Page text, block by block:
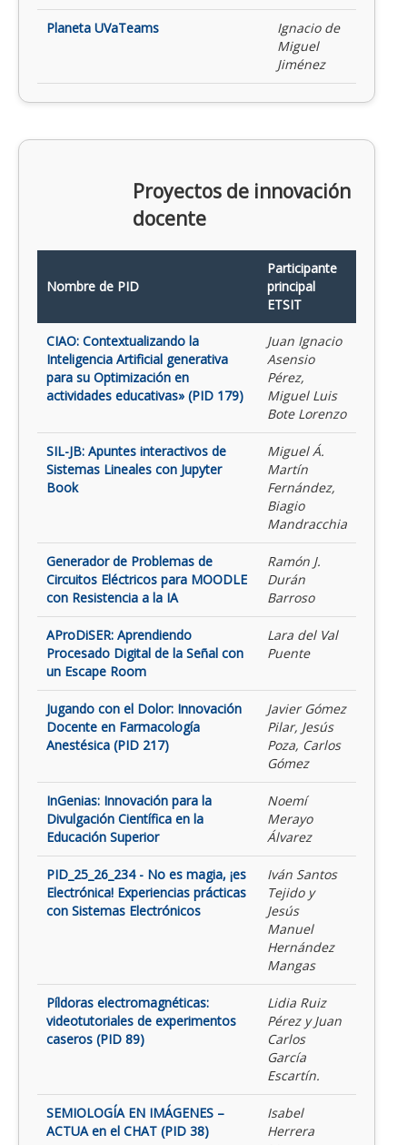
Planeta UVaTeams
Ignacio de
Miguel
Jiménez
Proyectos de innovación
docente
Nombre de PID
Participante
principal
ETSIT
CIAO: Contextualizando la
Inteligencia Artificial generativa
para su Optimización en
actividades educativas» (PID 179)
Juan Ignacio
Asensio
Pérez,
Miguel Luis
Bote Lorenzo
SIL-JB: Apuntes interactivos de
Sistemas Lineales con Jupyter
Book
Miguel Á.
Martín
Fernández,
Biagio
Mandracchia
Generador de Problemas de
Circuitos Eléctricos para MOODLE
con Resistencia a la IA
Ramón J.
Durán
Barroso
AProDiSER: Aprendiendo
Procesado Digital de la Señal con
un Escape Room
Lara del Val
Puente
Jugando con el Dolor: Innovación
Docente en Farmacología
Anestésica (PID 217)
Javier Gómez
Pilar, Jesús
Poza, Carlos
Gómez
InGenias: Innovación para la
Divulgación Científica en la
Educación Superior
Noemí
Merayo
Álvarez
PID_25_26_234 - No es magia, ¡es
Electrónica! Experiencias prácticas
con Sistemas Electrónicos
Iván Santos
Tejido y
Jesús
Manuel
Hernández
Mangas
Píldoras electromagnéticas:
videotutoriales de experimentos
caseros (PID 89)
Lidia Ruiz
Pérez y Juan
Carlos
García
Escartín.
SEMIOLOGÍA EN IMÁGENES –
ACTUA en el CHAT (PID 38)
Isabel
Herrera